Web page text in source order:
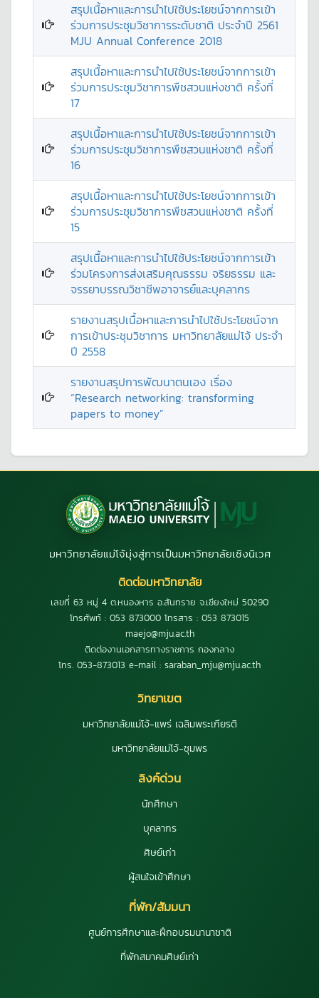
สรุปเนื้อหาและการนำไปใช้ประโยชน์จากการเข้า
ร่วมการประชุมวิชาการระดับชาติ ประจำปี 2561
MJU Annual Conference 2018
สรุปเนื้อหาและการนำไปใช้ประโยชน์จากการเข้า
ร่วมการประชุมวิชาการพืชสวนแห่งชาติ ครั้งที่
17
สรุปเนื้อหาและการนำไปใช้ประโยชน์จากการเข้า
ร่วมการประชุมวิชาการพืชสวนแห่งชาติ ครั้งที่
16
สรุปเนื้อหาและการนำไปใช้ประโยชน์จากการเข้า
ร่วมการประชุมวิชาการพืชสวนแห่งชาติ ครั้งที่
15
สรุปเนื้อหาและการนำไปใช้ประโยชน์จากการเข้า
ร่วมโครงการส่งเสริมคุณธรรม จริยธรรม และ
จรรยาบรรณวิชาชีพอาจารย์และบุคลากร
รายงานสรุปเนื้อหาและการนำไปใช้ประโยชน์จาก
การเข้าประชุมวิชาการ มหาวิทยาลัยแม่โจ้ ประจำ
ปี 2558
รายงานสรุปการพัฒนาตนเอง เรื่อง
“Research networking: transforming
papers to money”
มหาวิทยาลัยแม่โจ้มุ่งสู่การเป็นมหาวิทยาลัยเชิงนิเวศ
ติดต่อมหาวิทยาลัย
เลขที่ 63 หมู่ 4 ต.หนองหาร อ.สันทราย จ.เชียงใหม่ 50290
โทรศัพท์ : 053 873000 โทรสาร : 053 873015
maejo@mju.ac.th
ติดต่องานเอกสารทางราชการ กองกลาง
โทร. 053-873013 e-mail : saraban_mju@mju.ac.th
วิทยาเขต
มหาวิทยาลัยแม่โจ้-แพร่ เฉลิมพระเกียรติ
มหาวิทยาลัยแม่โจ้-ชุมพร
ลิงค์ด่วน
นักศึกษา
บุคลากร
ศิษย์เก่า
ผู้สนใจเข้าศึกษา
ที่พัก/สัมมนา
ศูนย์การศึกษาและฝึกอบรมนานาชาติ
ที่พักสมาคมศิษย์เก่า